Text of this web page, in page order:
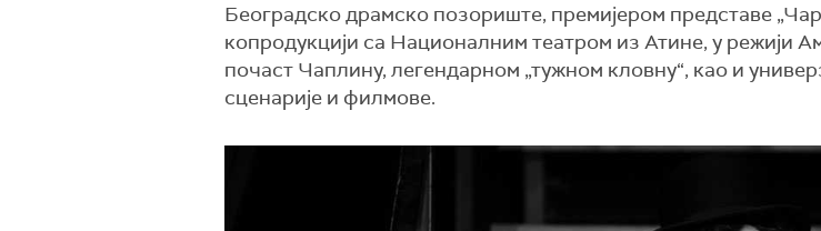
Београдско драмско позориште, премијером представе
копродукцији са Националним театром из Атине, у режији
почаст Чаплину, легендарном „тужном кловну“, као и
сценарије и филмове.